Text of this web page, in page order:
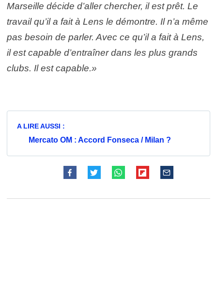
Marseille décide d’aller chercher, il est prêt. Le
travail qu’il a fait à Lens le démontre. Il n’a même
pas besoin de parler. Avec ce qu’il a fait à Lens,
il est capable d’entraîner dans les plus grands
clubs. Il est capable.»
A LIRE AUSSI :
Mercato OM : Accord Fonseca / Milan ?